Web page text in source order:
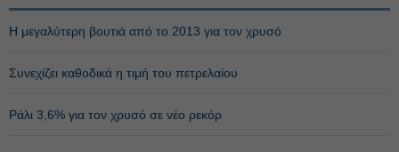
Η μεγαλύτερη βουτιά από το 2013 για τον χρυσό
Συνεχίζει καθοδικά η τιμή του πετρελαίου
Ράλι 3,6% για τον χρυσό σε νέο ρεκόρ